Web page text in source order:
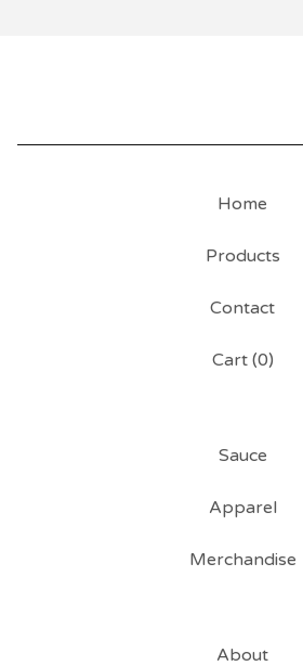
Home
Products
Contact
Cart (0)
Sauce
Apparel
Merchandise
About